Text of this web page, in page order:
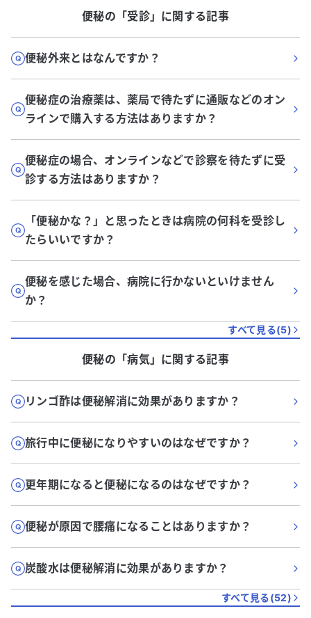
便秘の「受診」に関する記事
便秘外来とはなんですか？
便秘症の治療薬は、薬局で待たずに通販などのオン
ラインで購入する方法はありますか？
便秘症の場合、オンラインなどで診察を待たずに受
診する方法はありますか？
「便秘かな？」と思ったときは病院の何科を受診し
たらいいですか？
便秘を感じた場合、病院に行かないといけません
か？
すべて見る(5)
便秘の「病気」に関する記事
リンゴ酢は便秘解消に効果がありますか？
旅行中に便秘になりやすいのはなぜですか？
更年期になると便秘になるのはなぜですか？
便秘が原因で腰痛になることはありますか？
炭酸水は便秘解消に効果がありますか？
すべて見る(52)